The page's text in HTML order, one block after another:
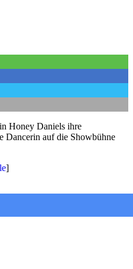
Honey Daniels ihre
Dancerin auf die Showbühne
]